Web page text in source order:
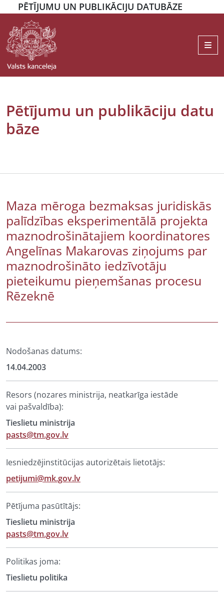
PĒTĪJUMU UN PUBLIKĀCIJU DATUBĀZE
Pētījumu un publikāciju datu
bāze
Maza mēroga bezmaksas juridiskās
palīdzības eksperimentālā projekta
maznodrošinātajiem koordinatores
Angelīnas Makarovas ziņojums par
maznodrošināto iedzīvotāju
pieteikumu pieņemšanas procesu
Rēzeknē
Nodošanas datums:
14.04.2003
Resors (nozares ministrija, neatkarīga iestāde
vai pašvaldība):
Tieslietu ministrija
pasts@tm.gov.lv
Iesniedzējinstitūcijas autorizētais lietotājs:
petijumi@mk.gov.lv
Pētījuma pasūtītājs:
Tieslietu ministrija
pasts@tm.gov.lv
Politikas joma:
Tieslietu politika